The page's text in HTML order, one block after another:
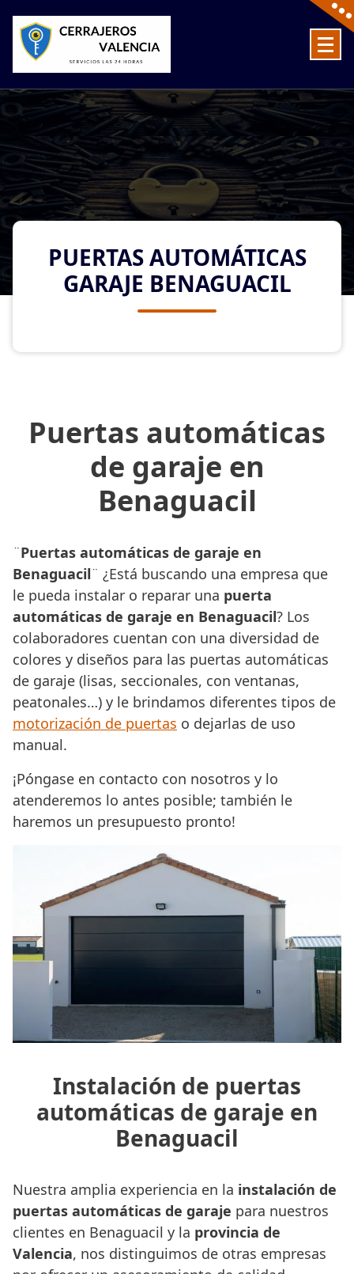
content
PUERTAS AUTOMÁTICAS
GARAJE BENAGUACIL
Puertas automáticas
de garaje en
Benaguacil
¨Puertas automáticas de garaje en
Benaguacil¨ ¿Está buscando una empresa que
le pueda instalar o reparar una puerta
automáticas de garaje en Benaguacil? Los
colaboradores cuentan con una diversidad de
colores y diseños para las puertas automáticas
de garaje (lisas, seccionales, con ventanas,
peatonales…) y le brindamos diferentes tipos de
motorización de puertas o dejarlas de uso
manual.
¡Póngase en contacto con nosotros y lo
atenderemos lo antes posible; también le
haremos un presupuesto pronto!
Instalación de puertas
automáticas de garaje en
Benaguacil
Nuestra amplia experiencia en la instalación de
puertas automáticas de garaje para nuestros
clientes en Benaguacil y la provincia de
Valencia, nos distinguimos de otras empresas